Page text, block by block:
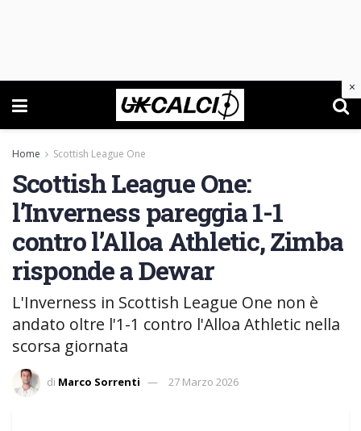
Home Scottish League One
Scottish League One:
l’Inverness pareggia 1-1
contro l’Alloa Athletic, Zimba
risponde a Dewar
L'Inverness in Scottish League One non è
andato oltre l'1-1 contro l'Alloa Athletic nella
scorsa giornata
di Marco Sorrenti 27 Marzo 2026
×